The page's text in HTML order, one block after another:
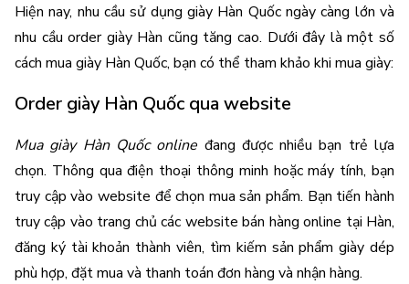
Hiện nay, nhu cầu sử dụng giày Hàn Quốc ngày càng lớn và
nhu cầu order giày Hàn cũng tăng cao. Dưới đây là một số
cách mua giày Hàn Quốc, bạn có thể tham khảo khi mua giày:
Order giày Hàn Quốc qua website
Mua giày Hàn Quốc online đang được nhiều bạn trẻ lựa
chọn. Thông qua điện thoại thông minh hoặc máy tính, bạn
truy cập vào website để chọn mua sản phẩm. Bạn tiến hành
truy cập vào trang chủ các website bán hàng online tại Hàn,
đăng ký tài khoản thành viên, tìm kiếm sản phẩm giày dép
phù hợp, đặt mua và thanh toán đơn hàng và nhận hàng.